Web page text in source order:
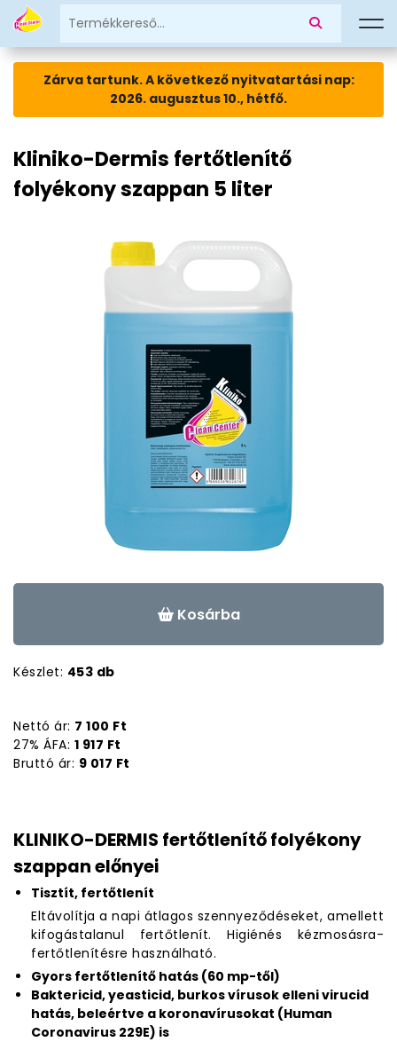
Zárva tartunk. A következő nyitvatartási nap:
2026. augusztus 10., hétfő.
Kliniko-Dermis fertőtlenítő
folyékony szappan 5 liter
Kosárba
Készlet: 453 db
Nettó ár: 7 100 Ft
27% ÁFA: 1 917 Ft
Bruttó ár: 9 017 Ft
KLINIKO-DERMIS fertőtlenítő folyékony
szappan előnyei
Tisztít, fertőtlenít
Eltávolítja a napi átlagos szennyeződéseket, amellett
kifogástalanul fertőtlenít. Higiénés kézmosásra-
fertőtlenítésre használható.
Gyors fertőtlenítő hatás (60 mp-től)
Baktericid, yeasticid, burkos vírusok elleni virucid
hatás, beleértve a koronavírusokat (Human
Coronavirus 229E) is